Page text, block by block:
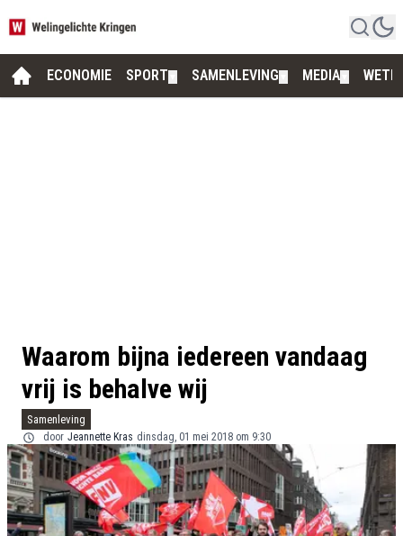
ECONOMIE SPORT SAMENLEVING MEDIA
Waarom bijna iedereen vandaag
vrij is behalve wij
Samenleving
door Jeannette Kras dinsdag, 01 mei 2018 om 9:30